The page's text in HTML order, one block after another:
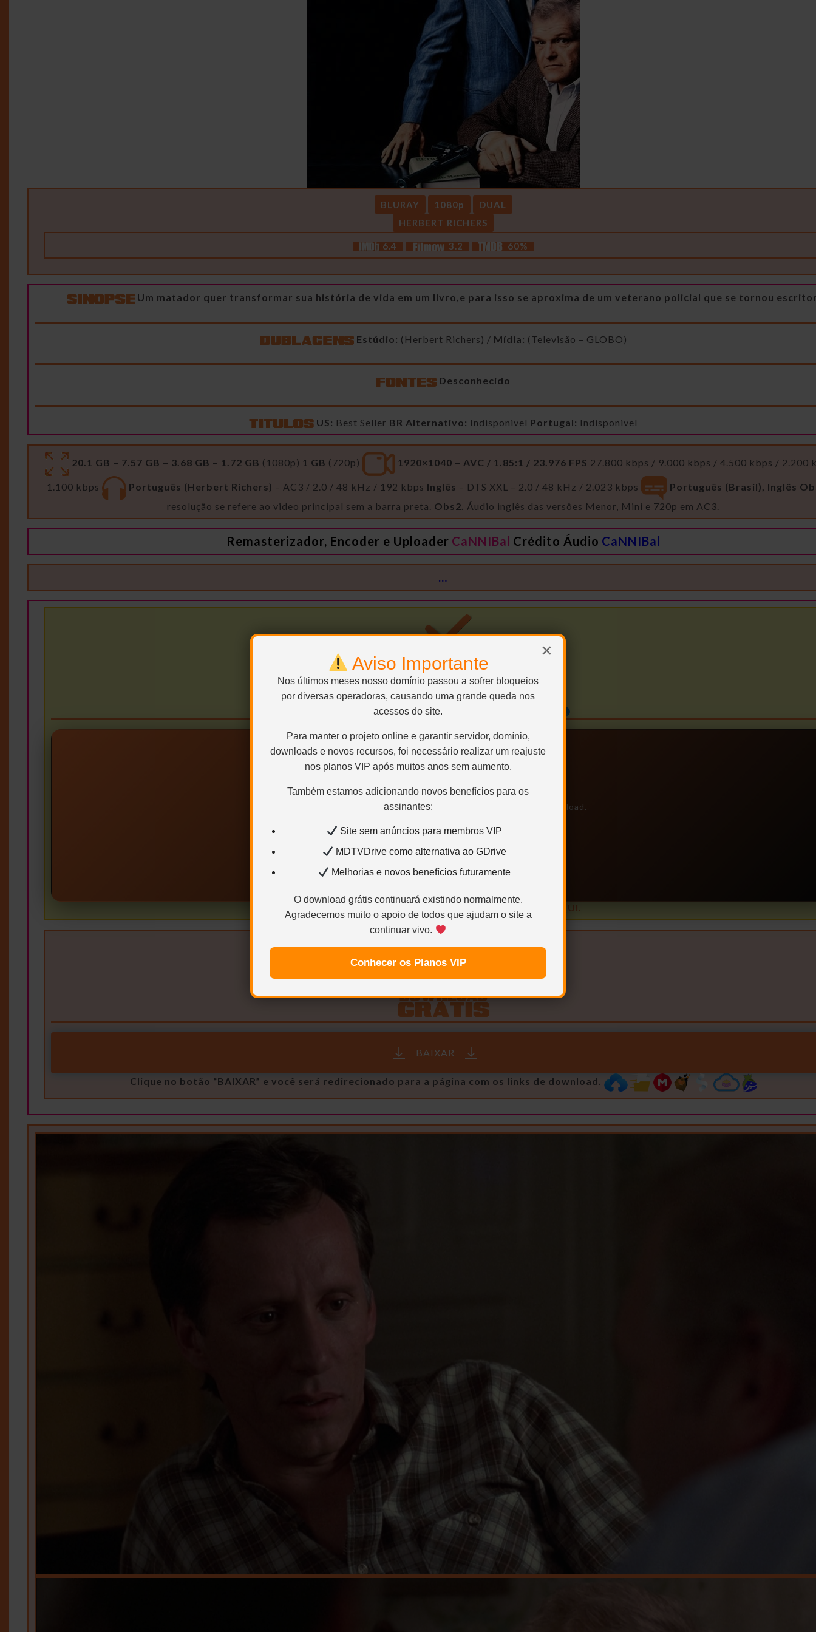
×
Aviso Importante
Nos últimos meses nosso domínio passou a sofrer bloqueios
por diversas operadoras, causando uma grande queda nos
acessos do site.
Para manter o projeto online e garantir servidor, domínio,
downloads e novos recursos, foi necessário realizar um reajuste
nos planos VIP após muitos anos sem aumento.
Também estamos adicionando novos benefícios para os
assinantes:
Site sem anúncios para membros VIP
MDTVDrive como alternativa ao GDrive
Melhorias e novos benefícios futuramente
O download grátis continuará existindo normalmente.
Agradecemos muito o apoio de todos que ajudam o site a
continuar vivo.
Conhecer os Planos VIP
BLURAY 1080p
DUAL
HERBERT RICHERS
6.4 3.2 60%
Um matador quer transformar sua história de vida em um livro,e para isso se aproxima de um veterano policial que se tornou
Estúdio: (Herbert Richers) / Mídia: (Televisão – GLOBO)
Desconhecido
US: Best Seller BR Alternativo: Indisponivel Portugal: Indisponivel
20.1 GB – 7.57 GB – 3.68 GB – 1.72 GB (1080p) 1 GB (720p) 1920×1040 – AVC / 1.85:1 / 23.976 FPS 27.800 kbps / 9.000 kbps / 4.500 kbps / 2.200
1.100 kbps Português (Herbert Richers) – AC3 / 2.0 / 48 kHz / 192 kbps Inglês – DTS XXL – 2.0 / 48 kHz / 2.023 kbps Português (Brasil), Inglês
resolução se refere ao video principal sem a barra preta. Obs2. Áudio inglês das versôes Menor, Mini e 720p em AC3.
Remasterizador, Encoder e Uploader CaNNIBal Crédito Áudio CaNNIBal
…
SEM RAR, SEM LIMITE E DIRETO:
Conteúdo exclusivo para VIP
Usuário VIPpara visualizar os links de download.
Sem limites Mais velocidade Links estáveis
Quero ser VIP agora
Para saber como ser VIP ou Colaborador.
BAIXAR
Clique no botão “BAIXAR” e você será redirecionado para a página com os links de download.